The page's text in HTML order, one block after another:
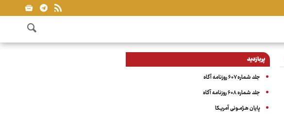
پربازدید
جلد شماره ۶۰۷ روزنامه آگاه
جلد شماره ۶۰۸ روزنامه آگاه
پایان هـژمـونی آمریـکا